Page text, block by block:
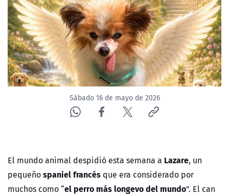
Sábado 16 de mayo de 2026
El mundo animal despidió esta semana a Lazare, un
pequeñospaniel francés que era considerado por
muchos como “el perro más longevo del mundo”. El can